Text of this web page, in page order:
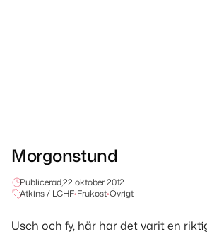
Morgonstund
Publicerad,22 oktober 2012
Atkins / LCHF•Frukost•Övrigt
Usch och fy, här har det varit en